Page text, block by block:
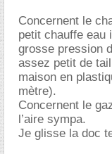
Concernent le
petit chauffe eau
grosse pression
assez petit de
maison en
mètre).
Concernent le
l’aire sympa.
Je glisse la doc